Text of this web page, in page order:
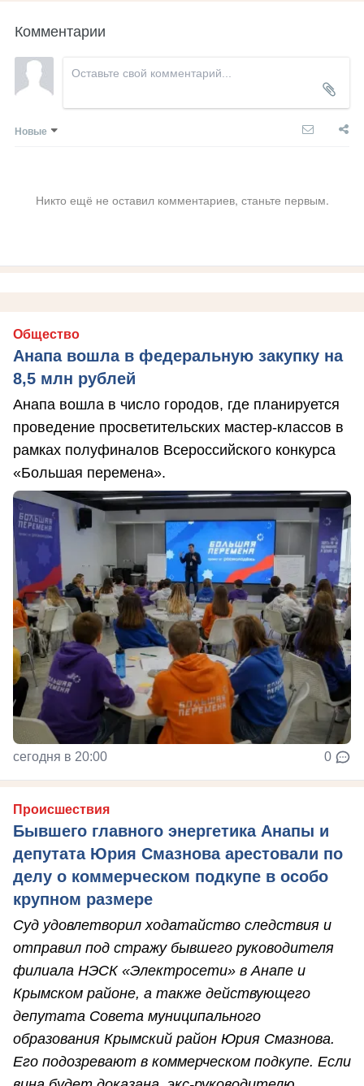
Комментарии
Новые
Никто ещё не оставил комментариев, станьте первым.
Общество
Анапа вошла в федеральную закупку на
8,5 млн рублей
Анапа вошла в число городов, где планируется
проведение просветительских мастер-классов в
рамках полуфиналов Всероссийского конкурса
«Большая перемена».
сегодня в 20:00 0
Происшествия
Бывшего главного энергетика Анапы и
депутата Юрия Смазнова арестовали по
делу о коммерческом подкупе в особо
крупном размере
Суд удовлетворил ходатайство следствия и
отправил под стражу бывшего руководителя
филиала НЭСК «Электросети» в Анапе и
Крымском районе, а также действующего
депутата Совета муниципального
образования Крымский район Юрия Смазнова.
Его подозревают в коммерческом подкупе. Если